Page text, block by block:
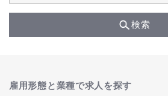
検索
雇用形態と業種で求人を探す